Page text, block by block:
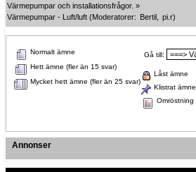
Värmepumpar och installationsfrågor. »
Värmepumpar - Luft/luft (Moderatorer: Bertil pi.r)
Gå till:
Normalt ämne
Hett ämne (fler än 15 svar)
Mycket hett ämne (fler än 25 svar)
Låst ämne
Klistrat ämne
Omröstning
Annonser